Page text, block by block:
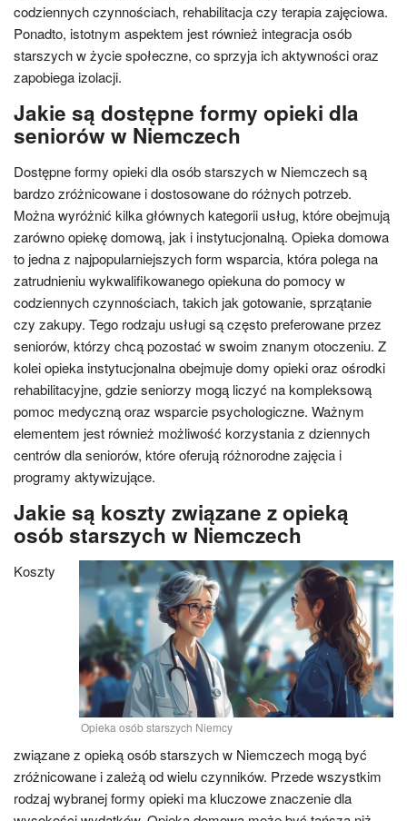
codziennych czynnościach, rehabilitacja czy terapia zajęciowa.
Ponadto, istotnym aspektem jest również integracja osób
starszych w życie społeczne, co sprzyja ich aktywności oraz
zapobiega izolacji.
Jakie są dostępne formy opieki dla
seniorów w Niemczech
Dostępne formy opieki dla osób starszych w Niemczech są
bardzo zróżnicowane i dostosowane do różnych potrzeb.
Można wyróżnić kilka głównych kategorii usług, które obejmują
zarówno opiekę domową, jak i instytucjonalną. Opieka domowa
to jedna z najpopularniejszych form wsparcia, która polega na
zatrudnieniu wykwalifikowanego opiekuna do pomocy w
codziennych czynnościach, takich jak gotowanie, sprzątanie
czy zakupy. Tego rodzaju usługi są często preferowane przez
seniorów, którzy chcą pozostać w swoim znanym otoczeniu. Z
kolei opieka instytucjonalna obejmuje domy opieki oraz ośrodki
rehabilitacyjne, gdzie seniorzy mogą liczyć na kompleksową
pomoc medyczną oraz wsparcie psychologiczne. Ważnym
elementem jest również możliwość korzystania z dziennych
centrów dla seniorów, które oferują różnorodne zajęcia i
programy aktywizujące.
Jakie są koszty związane z opieką
osób starszych w Niemczech
Opieka osób starszych Niemcy
Koszty
związane z opieką osób starszych w Niemczech mogą być
zróżnicowane i zależą od wielu czynników. Przede wszystkim
rodzaj wybranej formy opieki ma kluczowe znaczenie dla